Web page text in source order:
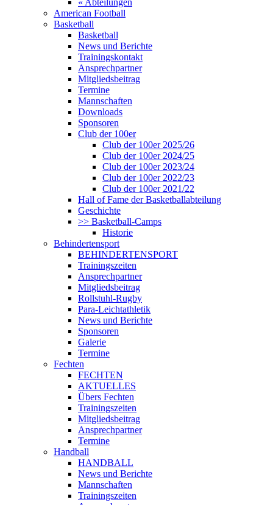
« Abteilungen
American Football
Basketball
Basketball
News und Berichte
Trainingskontakt
Ansprechpartner
Mitgliedsbeitrag
Termine
Mannschaften
Downloads
Sponsoren
Club der 100er
Club der 100er 2025/26
Club der 100er 2024/25
Club der 100er 2023/24
Club der 100er 2022/23
Club der 100er 2021/22
Hall of Fame der Basketballabteilung
Geschichte
>> Basketball-Camps
Historie
Behindertensport
BEHINDERTENSPORT
Trainingszeiten
Ansprechpartner
Mitgliedsbeitrag
Rollstuhl-Rugby
Para-Leichtathletik
News und Berichte
Sponsoren
Galerie
Termine
Fechten
FECHTEN
AKTUELLES
Übers Fechten
Trainingszeiten
Mitgliedsbeitrag
Ansprechpartner
Termine
Handball
HANDBALL
News und Berichte
Mannschaften
Trainingszeiten